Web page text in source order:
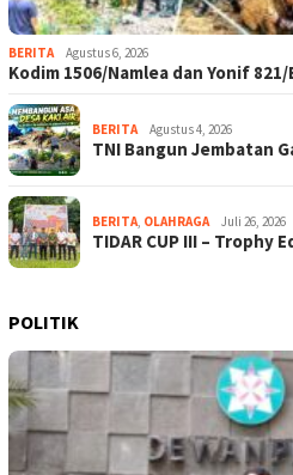
BERITA Agustus 6, 2026
Kodim 1506/Namlea dan Yonif
BERITA Agustus 4, 2026
TNI Bangun Jembatan
BERITA, OLAHRAGA Juli 26, 2026
TIDAR CUP III – Trophy
POLITIK